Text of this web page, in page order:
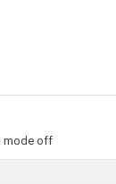
mode off